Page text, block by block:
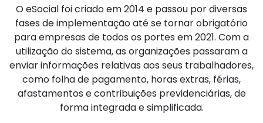
O eSocial foi criado em 2014 e passou por diversas
fases de implementação até se tornar obrigatório
para empresas de todos os portes em 2021. Com a
utilização do sistema, as organizações passaram a
enviar informações relativas aos seus trabalhadores,
como folha de pagamento, horas extras, férias,
afastamentos e contribuições previdenciárias, de
forma integrada e simplificada.